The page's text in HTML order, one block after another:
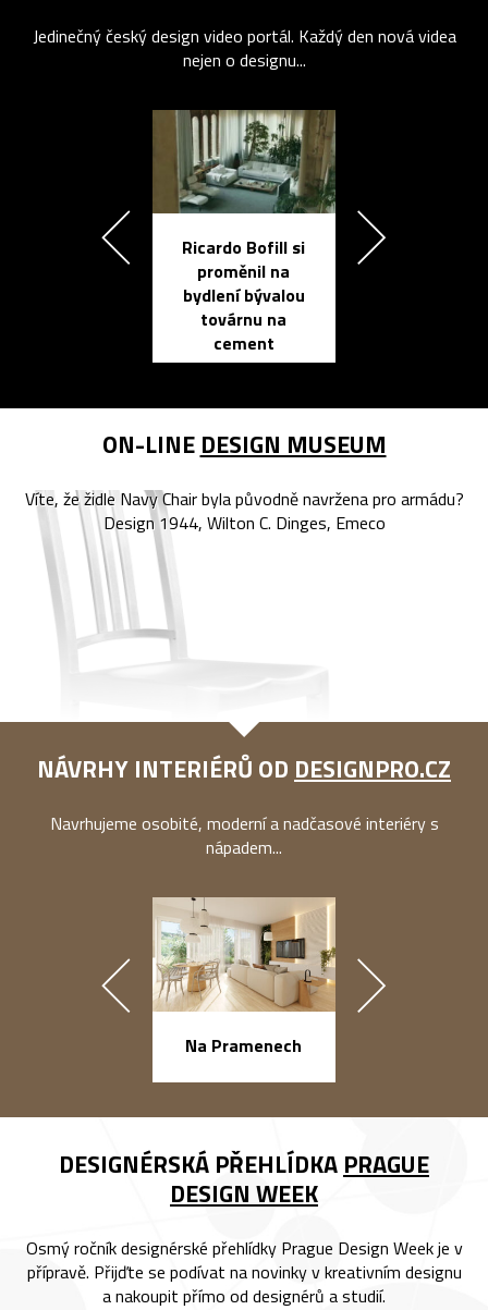
Jedinečný český design video portál. Každý den nová videa
nejen o designu...
Ricardo Bofill si
proměnil na
bydlení bývalou
továrnu na
cement
ON-LINE DESIGN MUSEUM
Víte, že židle Navy Chair byla původně navržena pro armádu?
Design 1944, Wilton C. Dinges, Emeco
NÁVRHY INTERIÉRŮ OD DESIGNPRO.CZ
Navrhujeme osobité, moderní a nadčasové interiéry s
nápadem...
Na Pramenech
DESIGNÉRSKÁ PŘEHLÍDKA PRAGUE
DESIGN WEEK
Osmý ročník designérské přehlídky Prague Design Week je v
přípravě. Přijďte se podívat na novinky v kreativním designu
a nakoupit přímo od designérů a studií.